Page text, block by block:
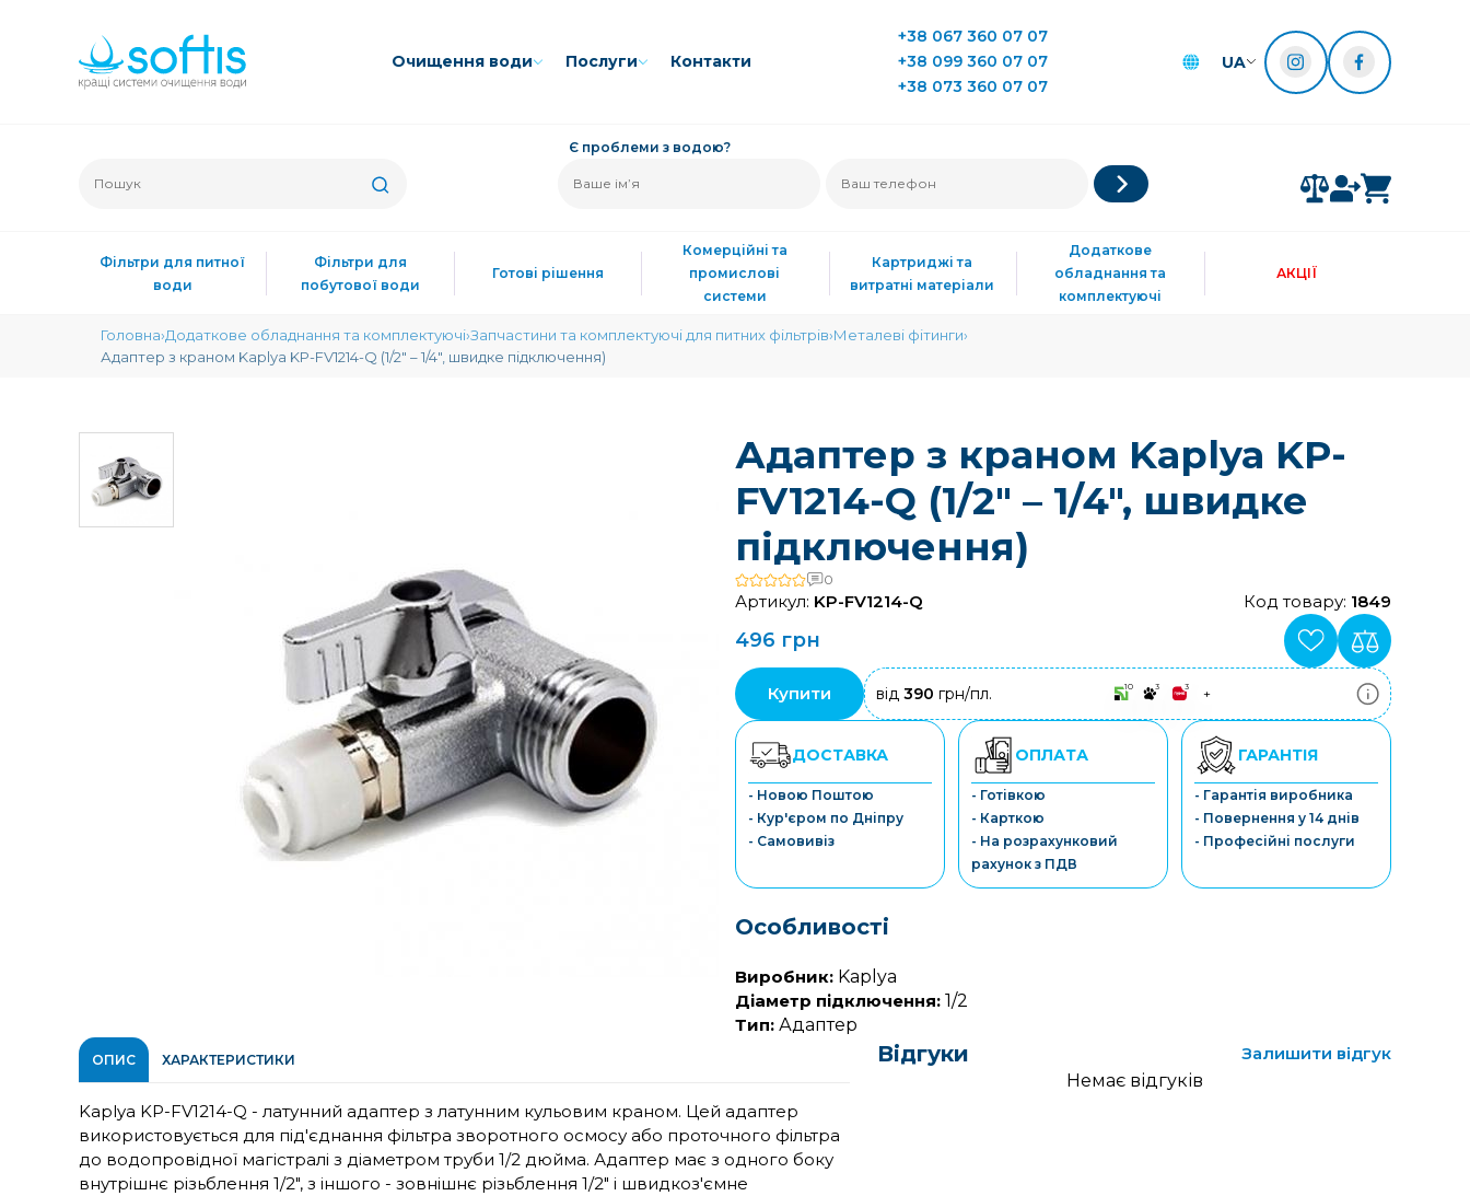
Очищення води Послуги Контакти
+38 067 360 07 07
+38 099 360 07 07
+38 073 360 07 07
UA
Є проблеми з водою?
Фільтри для питної
води
Фільтри для
побутової води
Готові рішення
Комерційні та
промислові
системи
Картриджі та
витратні матеріали
Додаткове
обладнання та
комплектуючі
АКЦІЇ
Головна Додаткове обладнання та комплектуючі Запчастини та комплектуючі для питних фільтрів Металеві фітинги
Адаптер з краном Kaplya KP-FV1214-Q (1/2" – 1/4", швидке підключення)
Адаптер з краном Kaplya KP-
FV1214-Q (1/2" – 1/4", швидке
підключення)
0
Артикул: KP-FV1214-Q Код товару: 1849
496 грн
Купити від 390 грн/пл. 10 3 3 +
3-10 платежів, кредит 0.01%
Монобанк
3-7 платежів, кредит 0.01%
ПУМБ
3-10 платежів, кредит 0.01%
3-10 платежів, кредит 0.01%
3-10 платежів, кредит 0.01%
Sens-Банк
ДОСТАВКА
- Новою Поштою
- Кур'єром по Дніпру
- Самовивіз
ОПЛАТА
- Готівкою
- Карткою
- На розрахунковий
рахунок з ПДВ
ГАРАНТІЯ
- Гарантія виробника
- Повернення у 14 днів
- Професійні послуги
Особливості
Виробник: Kaplya
Діаметр підключення: 1/2
Тип: Адаптер
ОПИС ХАРАКТЕРИСТИКИ
Kaplya KP-FV1214-Q - латунний адаптер з латунним кульовим краном. Цей адаптер
використовується для під'єднання фільтра зворотного осмосу або проточного фільтра
до водопровідної магістралі з діаметром труби 1/2 дюйма. Адаптер має з одного боку
внутрішнє різьблення 1/2", з іншого - зовнішнє різьблення 1/2" і швидкоз'ємне
Відгуки
Залишити відгук
Немає відгуків